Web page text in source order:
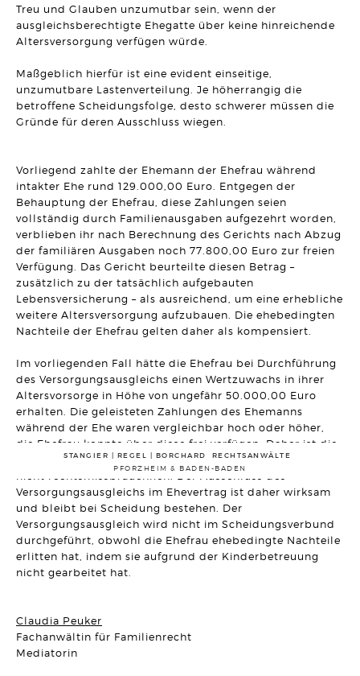
ARBEITSRECHT
Subuntervertrag am Bau: Nichtiger Dienstvertrag wegen
Verstoß gegen § 1b Satz 1 AÜG
ARBEITSRECHT
Unangemessene Klausel zur Rückzahlung von
Artikel vom 14.01.2026 | Dr. Thomas Braitsch
Besondere Anforderungen für die Nebenkostenabrechnung
im Gewerberaummietrecht
Artikel vom 22.12.2025 | Sonja Borchard
FAMILIENRECHT
Erhöhung der Sätze in der Düsseldorfer Tabelle
Artikel vom 15.12.2025 | Claudia Peuker
Es geht doch: etwas weniger Bürokratie! Meldefreigrenze
für Auslands-Zahlungen erhöht.
Artikel vom 03.12.2025 | Hanno Stangier
ARBEITSRECHT
Aktuelles Grundsatzurteil des BAG: Kein Regelwert für die
Verhältnismäßigkeit einer vereinbarten Probezeit in einem
befristeten Arbeitsverhältnis
Artikel vom 27.11.2025 | Ralf Regel
ALLGEMEINES VERTRAGSRECHT
Die freie Auftraggeberkündigung - mit der Steuer wird es
Artikel vom 18.11.2025 | David Hellmanzik
GESELLSCHAFTSRECHT
Zweijahres-Frist bei außerordentlicher Kündigung: BGH-
Urteil zur Geschäftsführeraufhebung
Artikel vom 14.11.2025 | Johannes Grote
Entgeltgleichheit von Männern und Frauen -
Treu und Glauben unzumutbar sein, wenn der
ausgleichsberechtigte Ehegatte über keine hinreichende
Altersversorgung verfügen würde.
Maßgeblich hierfür ist eine evident einseitige,
unzumutbare Lastenverteilung. Je höherrangig die
betroffene Scheidungsfolge, desto schwerer müssen die
Gründe für deren Ausschluss wiegen.
Vorliegend zahlte der Ehemann der Ehefrau während
intakter Ehe rund 129.000,00 Euro. Entgegen der
Behauptung der Ehefrau, diese Zahlungen seien
vollständig durch Familienausgaben aufgezehrt worden,
verblieben ihr nach Berechnung des Gerichts nach Abzug
der familiären Ausgaben noch 77.800,00 Euro zur freien
Verfügung. Das Gericht beurteilte diesen Betrag –
zusätzlich zu der tatsächlich aufgebauten
Lebensversicherung – als ausreichend, um eine erhebliche
weitere Altersversorgung aufzubauen. Die ehebedingten
Nachteile der Ehefrau gelten daher als kompensiert.
Im vorliegenden Fall hätte die Ehefrau bei Durchführung
des Versorgungsausgleichs einen Wertzuwachs in ihrer
Altersvorsorge in Höhe von ungefähr 50.000,00 Euro
erhalten. Die geleisteten Zahlungen des Ehemanns
während der Ehe waren vergleichbar hoch oder höher,
die Ehefrau konnte über diese frei verfügen. Daher ist die
Berufung auf den Ausschluss des Versorgungsausgleichs
Versorgungsausgleichs im Ehevertrag ist daher wirksam
und bleibt bei Scheidung bestehen. Der
Versorgungsausgleich wird nicht im Scheidungsverbund
durchgeführt, obwohl die Ehefrau ehebedingte Nachteile
erlitten hat, indem sie aufgrund der Kinderbetreuung
nicht gearbeitet hat.
Claudia Peuker
Fachanwältin für Familienrecht
Mediatorin
STANGIER | REGEL | BORCHARD RECHTSANWÄLTE
PFORZHEIM & BADEN-BADEN